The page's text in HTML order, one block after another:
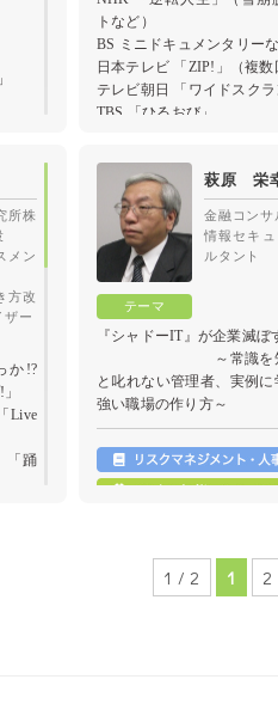
全
トなど）
BS ミニドキュメンタリー
日本テレビ 「ZIP!」（複数
テレビ朝日 「ワイドスクラ
TBS 「ひるおび」
知っておくべき、各種事業
災知識、準備と対策
～会社の「事
産」、社員の「生命・身体
るための初動対応ポイント～
所株
メン
方改
ザー
か!?
「踊
萩原 栄
金融コンサ
情報セキ
ルタント
『シャドーIT』が企業滅ぼ
～常識を知ら
と叱れない管理者、実例
強い職場の作り方～
1 / 2 1 2